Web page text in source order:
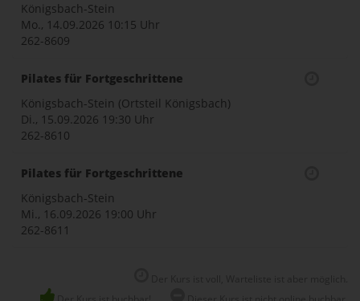
Königsbach-Stein
Mo., 14.09.2026 10:15 Uhr
262-8609
Pilates für Fortgeschrittene
Königsbach-Stein (Ortsteil Königsbach)
Di., 15.09.2026 19:30 Uhr
262-8610
Pilates für Fortgeschrittene
Königsbach-Stein
Mi., 16.09.2026 19:00 Uhr
262-8611